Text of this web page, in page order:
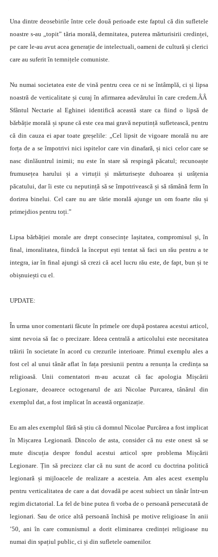
Una dintre deosebirile între cele două perioade este faptul că din sufletele
noastre s-au „topit” tăria morală, demnitatea, puterea mărturisirii credinței,
pe care le-au avut acea generație de intelectuali, oameni de cultură și clerici
care au suferit în temnițele comuniste.
Nu numai societatea este de vină pentru ceea ce ni se întâmplă, ci și lipsa
noastră de verticalitate și curaj în afirmarea adevărului în care credem.ÂÂ
Sfântul Nectarie al Eghinei identifică această stare ca fiind o lipsă de
bărbăție morală și spune că este cea mai gravă neputință sufletească, pentru
că din cauza ei apar toate greșelile: „Cel lipsit de vigoare morală nu are
forța de a se împotrivi nici ispitelor care vin dinafară, și nici celor care se
nasc dinlăuntrul inimii; nu este în stare să respingă păcatul; recunoaște
frumusețea harului și a virtuții și mărturisește duhoarea și urâțenia
păcatului, dar îi este cu neputință să se împotrivească și să rămână ferm în
dorirea binelui. Cel care nu are tărie morală ajunge un om foarte rău și
primejdios pentru toți.”
Lipsa bărbăției morale are drept consecințe lașitatea, compromisul și, în
final, imoralitatea, fiindcă la început ești tentat să faci un rău pentru a te
integra, iar în final ajungi să crezi că acel lucru rău este, de fapt, bun și te
obișnuiești cu el.
UPDATE:
În urma unor comentarii făcute în primele ore după postarea acestui articol,
simt nevoia să fac o precizare. Ideea centrală a articolului este necesitatea
trăirii în societate în acord cu crezurile interioare. Primul exemplu ales a
fost cel al unui tânăr aflat în fața presiunii pentru a renunța la credința sa
religioasă. Unii comentatori m-au acuzat că fac apologia Mișcării
Legionare, deoarece octogenarul de azi Nicolae Purcarea, tânărul din
exemplul dat, a fost implicat în această organizație.
Eu am ales exemplul fără să știu că domnul Nicolae Purcărea a fost implicat
în Mișcarea Legionară. Dincolo de asta, consider că nu este onest să se
mute discuția despre fondul acestui articol spre problema Mișcării
Legionare. Țin să precizez clar că nu sunt de acord cu doctrina politică
legionară și mijloacele de realizare a acesteia. Am ales acest exemplu
pentru verticalitatea de care a dat dovadă pe acest subiect un tânăr într-un
regim dictatorial. La fel de bine putea fi vorba de o persoană persecutată de
legionari. Sau de orice altă persoană închisă pe motive religioase în anii
’50, ani în care comunismul a dorit eliminarea credinței religioase nu
numai din spațiul public, ci și din sufletele oamenilor.